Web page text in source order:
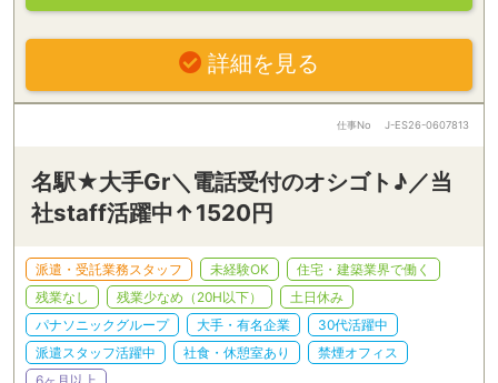
詳細を見る
仕事No J-ES26-0607813
名駅★大手Gr＼電話受付のオシゴト♪／当
社staff活躍中↑1520円
派遣・受託業務スタッフ 未経験OK
住宅・建築業界で働く
残業なし
残業少なめ（20H以下）
土日休み
パナソニックグループ
大手・有名企業
30代活躍中
派遣スタッフ活躍中
社食・休憩室あり
禁煙オフィス